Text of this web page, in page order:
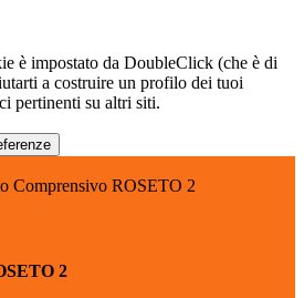
è impostato da DoubleClick (che è di
a costruire un profilo dei tuoi
pertinenti su altri siti.
Comprensivo ROSETO 2
2